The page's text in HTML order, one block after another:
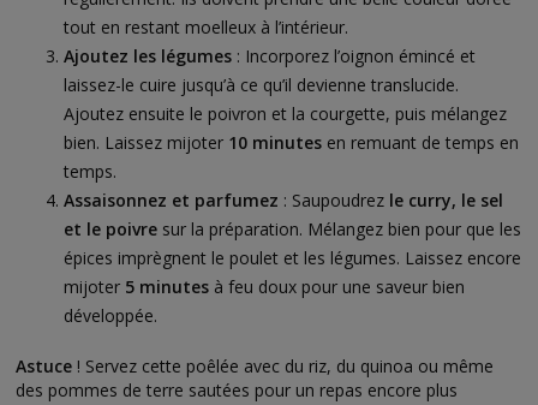
tout en restant moelleux à l’intérieur.
Ajoutez les légumes : Incorporez l’oignon émincé et
laissez-le cuire jusqu’à ce qu’il devienne translucide.
Ajoutez ensuite le poivron et la courgette, puis mélangez
bien. Laissez mijoter 10 minutes en remuant de temps en
temps.
Assaisonnez et parfumez : Saupoudrez le curry, le sel
et le poivre sur la préparation. Mélangez bien pour que les
épices imprègnent le poulet et les légumes. Laissez encore
mijoter 5 minutes à feu doux pour une saveur bien
développée.
Astuce ! Servez cette poêlée avec du riz, du quinoa ou même
des pommes de terre sautées pour un repas encore plus